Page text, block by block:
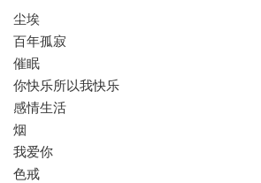
尘埃
百年孤寂
催眠
你快乐所以我快乐
感情生活
烟
我爱你
色戒